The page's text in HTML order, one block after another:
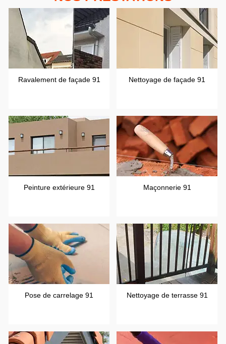
Ravalement de façade 91 Nettoyage de façade 91
Peinture extérieure 91 Maçonnerie 91
Pose de carrelage 91 Nettoyage de terrasse 91